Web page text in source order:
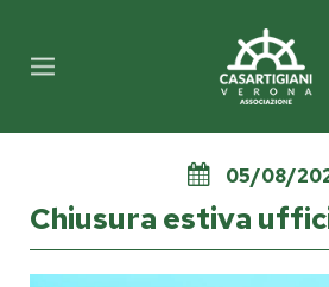
05/08/
Chiusura estiva